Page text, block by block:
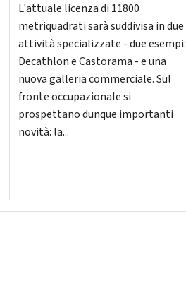
L'attuale licenza di 11800
metriquadrati sarà suddivisa in due
attività specializzate - due esempi:
Decathlon e Castorama - e una
nuova galleria commerciale. Sul
fronte occupazionale si
prospettano dunque importanti
novità: la...